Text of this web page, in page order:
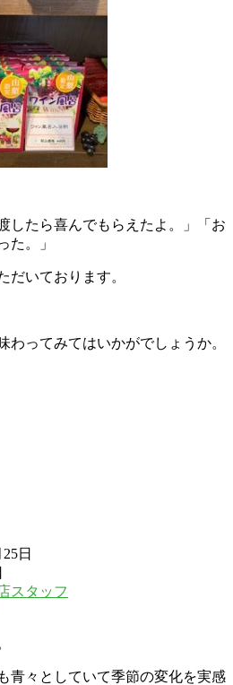
したら喜んでもらえたよ。」「お
た。」
だいております。
わってみてはいかがでしょうか。
日
スタッフ
青々としていて季節の変化を実感